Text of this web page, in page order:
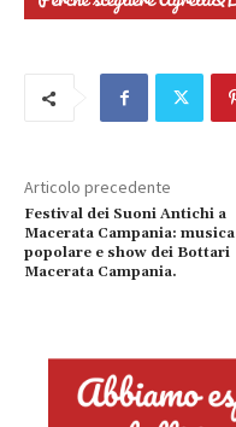
Articolo precedente
Festival dei Suoni Antichi a
Macerata Campania: musica
popolare e show dei Bottari
Macerata Campania.